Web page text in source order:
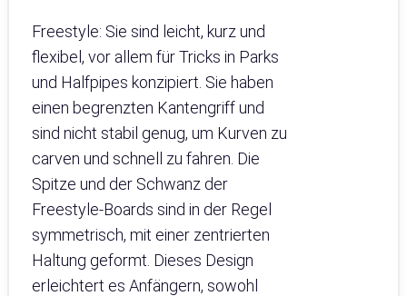
Freestyle: Sie sind leicht, kurz und
flexibel, vor allem für Tricks in Parks
und Halfpipes konzipiert. Sie haben
einen begrenzten Kantengriff und
sind nicht stabil genug, um Kurven zu
carven und schnell zu fahren. Die
Spitze und der Schwanz der
Freestyle-Boards sind in der Regel
symmetrisch, mit einer zentrierten
Haltung geformt. Dieses Design
erleichtert es Anfängern, sowohl